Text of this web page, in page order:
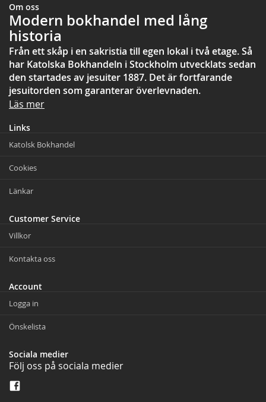
Om oss
Modern bokhandel med lång
historia
Från ett skåp i en sakristia till egen lokal i två etage. Så
har Katolska Bokhandeln i Stockholm utvecklats sedan
den startades av jesuiter 1887. Det är fortfarande
jesuitorden som garanterar överlevnaden.
Läs mer
Links
Katolsk Bokhandel
Cookies
Länkar
Customer Service
Villkor
Kontakta oss
Account
Logga in
Önskelista
Sociala medier
Följ oss på sociala medier